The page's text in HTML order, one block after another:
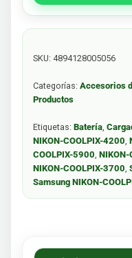
SKU: 4894128005056
Categorías: Accesorios
Productos
Etiquetas: Batería,
NIKON-COOLPIX-4200,
COOLPIX-5900, NIKON-
NIKON-COOLPIX-3700,
Samsung NIKON-